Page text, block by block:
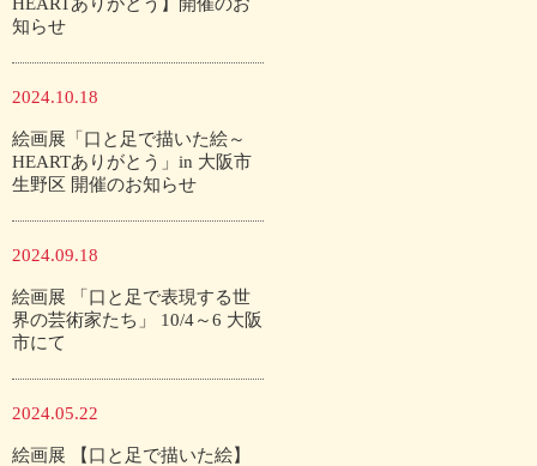
知らせ
2024.10.18
絵画展「口と足で描いた絵～
HEARTありがとう」in 大阪市
生野区 開催のお知らせ
2024.09.18
絵画展 「口と足で表現する世
界の芸術家たち」 10/4～6 大阪
市にて
2024.05.22
絵画展 【口と足で描いた絵】